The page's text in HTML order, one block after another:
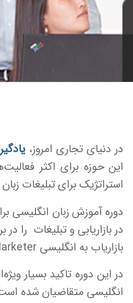
در دنیای تجاری امروز،
این حوزه برای اکثر
استراتژیک برای تبلیغات
دوره آموزش زبان انگلیسی
بازاریاب به انگلیسی Marketer و بازاریابی به انگلیسی Marketer می باشد.)
انگلیسی متقاضیان شده است